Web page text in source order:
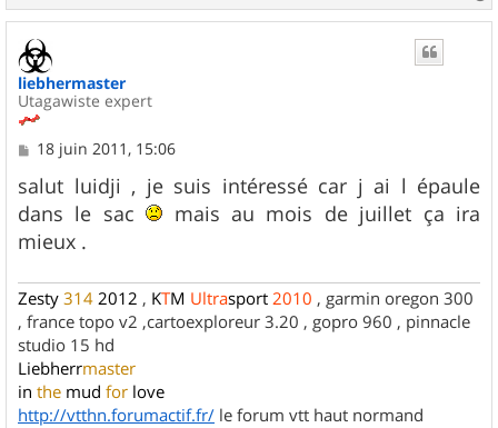
a
u
liebhermaster
Utagawiste expert
M
s
s
a
g
e
18 juin 2011, 15:06
salut luidji , je suis intéressé car j ai l épaule
dans le sac
mais au mois de juillet ça ira
mieux .
Zesty 314 2012 , KTM Ultrasport 2010 , garmin oregon 300
, france topo v2 ,cartoexploreur 3.20 , gopro 960 , pinnacle
studio 15 hd
Liebherrmaster
in the mud for love
http://vtthn.forumactif.fr/ le forum vtt haut normand